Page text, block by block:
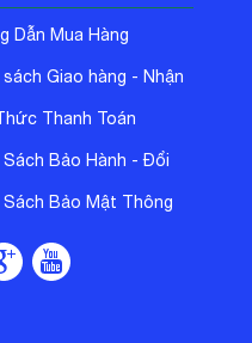
Dẫn Mua Hàng
sách Giao hàng - Nhận
Thanh Toán
Sách Bảo Hành - Đổi
Sách Bảo Mật Thông